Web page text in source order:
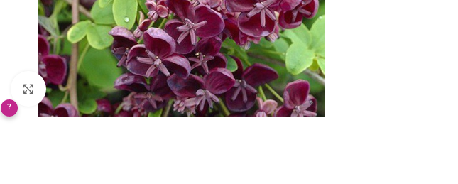
Klikněte pro zvětšení
?